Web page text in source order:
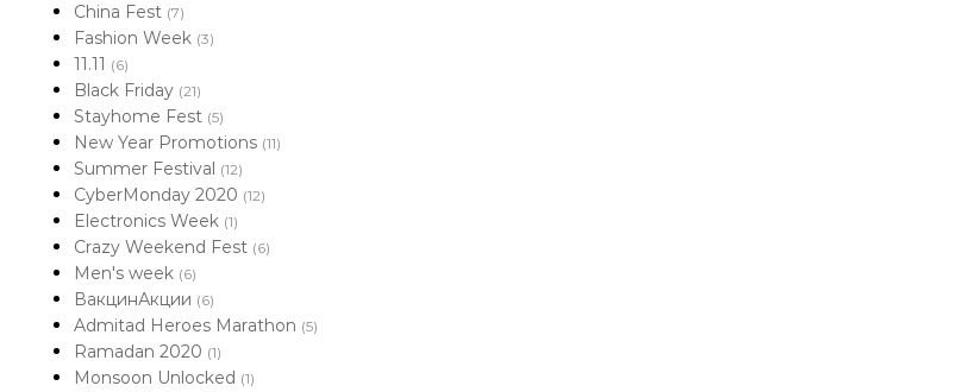
China Fest (7)
Fashion Week (3)
11.11 (6)
Black Friday (21)
Stayhome Fest (5)
New Year Promotions (11)
Summer Festival (12)
CyberMonday 2020 (12)
Electronics Week (1)
Crazy Weekend Fest (6)
Men's week (6)
ВакцинАкции (6)
Admitad Heroes Marathon (5)
Ramadan 2020 (1)
Monsoon Unlocked (1)